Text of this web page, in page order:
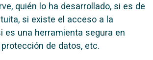
quién lo ha desarrollado, si es de
si existe el acceso a la
es una herramienta segura en
de datos, etc.